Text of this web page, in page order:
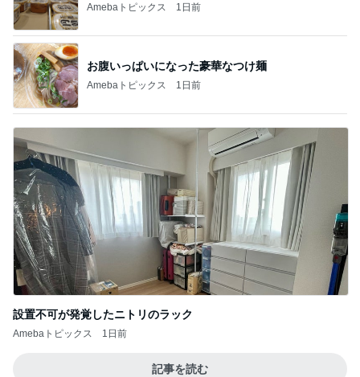
Amebaトピックス 1日前
お腹いっぱいになった豪華なつけ麺
Amebaトピックス 1日前
設置不可が発覚したニトリのラック
Amebaトピックス 1日前
記事を読む